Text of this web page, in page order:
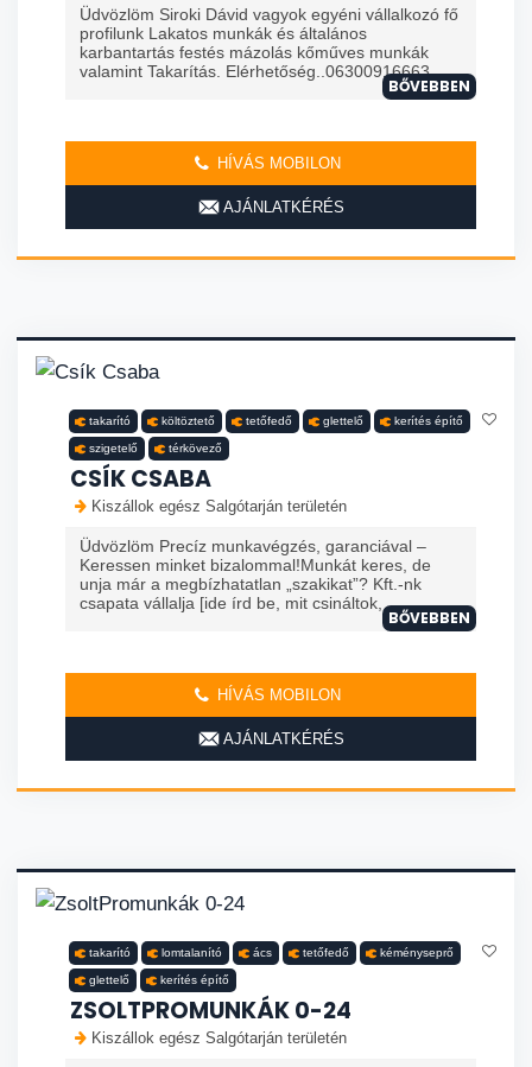
Üdvözlöm Siroki Dávid vagyok egyéni vállalkozó fő
profilunk Lakatos munkák és általános
karbantartás festés mázolás kőműves munkák
valamint Takarítás. Elérhetőség..06300916663
BŐVEBBEN
HÍVÁS MOBILON
AJÁNLATKÉRÉS
takarító költöztető tetőfedő glettelő kerítés építő
szigetelő térkövező
CSÍK CSABA
Kiszállok egész Salgótarján területén
Üdvözlöm Precíz munkavégzés, garanciával –
Keressen minket bizalommal!Munkát keres, de
unja már a megbízhatatlan „szakikat”? Kft.-nk
csapata vállalja [ide írd be, mit csináltok, ...
BŐVEBBEN
HÍVÁS MOBILON
AJÁNLATKÉRÉS
takarító lomtalanító ács tetőfedő kéményseprő
glettelő kerítés építő
ZSOLTPROMUNKÁK 0-24
Kiszállok egész Salgótarján területén